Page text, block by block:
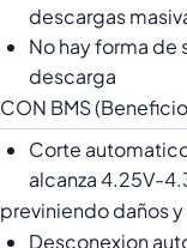
descargas
No hay forma de
descarga
CON BMS
Corte
alcanza 4.25V-
previniendo daños
Desconexion